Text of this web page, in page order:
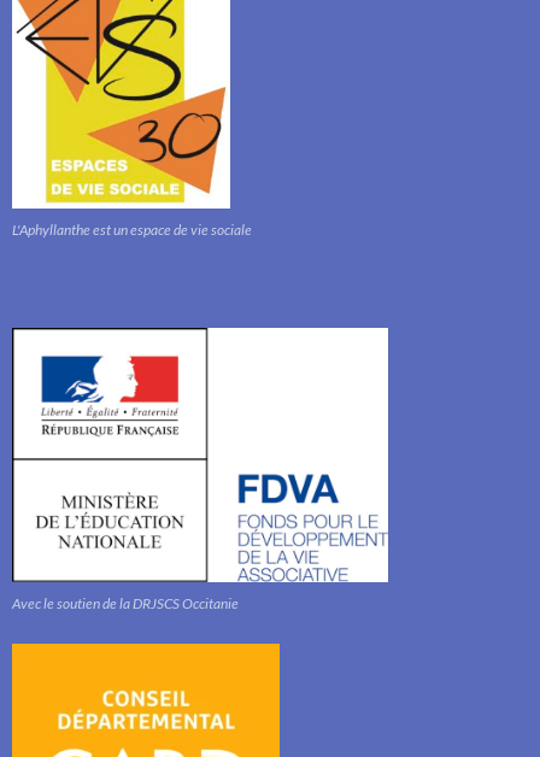
L'Aphyllanthe est un espace de vie sociale
Avec le soutien de la DRJSCS Occitanie